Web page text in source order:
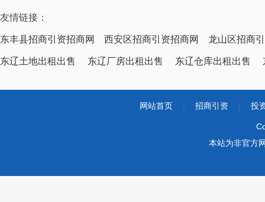
友情链接：
东丰县招商引资招商网 西安区招商引资招商网 龙山区招商
东辽土地出租出售 东辽厂房出租出售 东辽仓库出租出售
网站首页 招商引资 投
本站为非官方